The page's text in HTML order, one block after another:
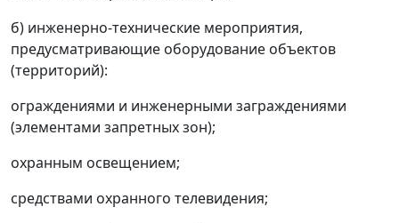
б) инженерно-технические мероприятия,
предусматривающие оборудование объектов
(территорий):
ограждениями и инженерными заграждениями
(элементами запретных зон);
охранным освещением;
средствами охранного телевидения;